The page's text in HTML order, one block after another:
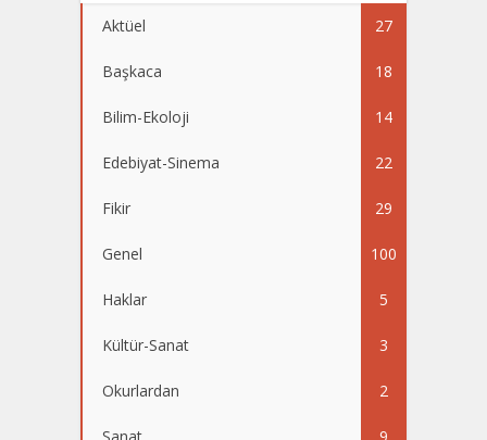
Aktüel 27
Başkaca 18
Bilim-Ekoloji 14
Edebiyat-Sinema 22
Fikir 29
Genel 100
Haklar 5
Kültür-Sanat 3
Okurlardan 2